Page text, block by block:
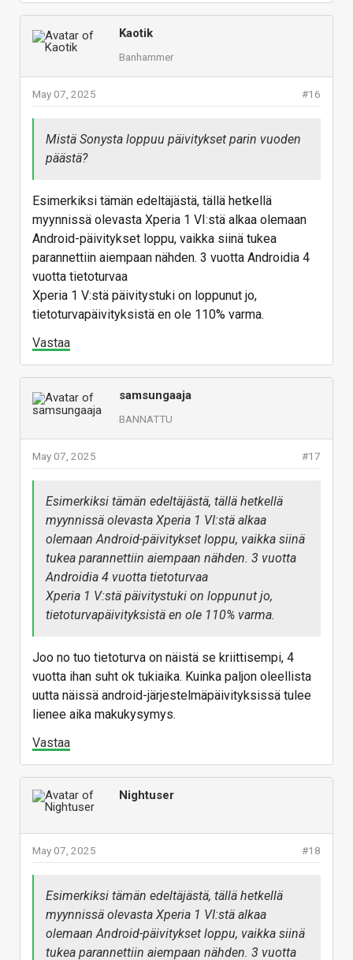
Kaotik
Banhammer
#16
May 07, 2025
Mistä Sonysta loppuu päivitykset parin vuoden
päästä?
Esimerkiksi tämän edeltäjästä, tällä hetkellä
myynnissä olevasta Xperia 1 VI:stä alkaa olemaan
Android-päivitykset loppu, vaikka siinä tukea
parannettiin aiempaan nähden. 3 vuotta Androidia 4
vuotta tietoturvaa
Xperia 1 V:stä päivitystuki on loppunut jo,
tietoturvapäivityksistä en ole 110% varma.
Vastaa
samsungaaja
BANNATTU
#17
May 07, 2025
Esimerkiksi tämän edeltäjästä, tällä hetkellä
myynnissä olevasta Xperia 1 VI:stä alkaa
olemaan Android-päivitykset loppu, vaikka siinä
tukea parannettiin aiempaan nähden. 3 vuotta
Androidia 4 vuotta tietoturvaa
Xperia 1 V:stä päivitystuki on loppunut jo,
tietoturvapäivityksistä en ole 110% varma.
Joo no tuo tietoturva on näistä se kriittisempi, 4
vuotta ihan suht ok tukiaika. Kuinka paljon oleellista
uutta näissä android-järjestelmäpäivityksissä tulee
lienee aika makukysymys.
Vastaa
Nightuser
#18
May 07, 2025
Esimerkiksi tämän edeltäjästä, tällä hetkellä
myynnissä olevasta Xperia 1 VI:stä alkaa
olemaan Android-päivitykset loppu, vaikka siinä
tukea parannettiin aiempaan nähden. 3 vuotta